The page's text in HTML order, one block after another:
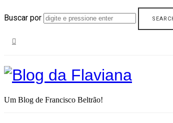
Buscar por
Blog
da
Um Blog de Francisco Beltrão!